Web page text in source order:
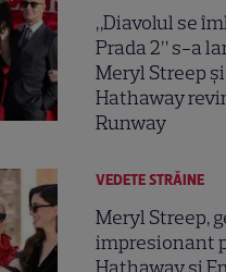
„Diavolul se
Prada 2” s-a
Meryl Streep
Hathaway
Runway
VEDETE STRĂINE
Meryl Streep,
impresionant